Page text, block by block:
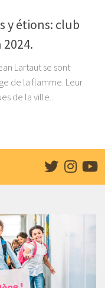
y étions: club
Lartaut se sont
de la flamme. Leur
de la ville...